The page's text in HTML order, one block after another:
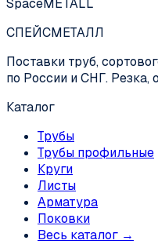
SpaceMETALL
СПЕЙСМЕТАЛЛ
Поставки труб,
по России и СНГ. Резка,
Каталог
Трубы
Трубы профильные
Круги
Листы
Арматура
Поковки
Весь каталог →